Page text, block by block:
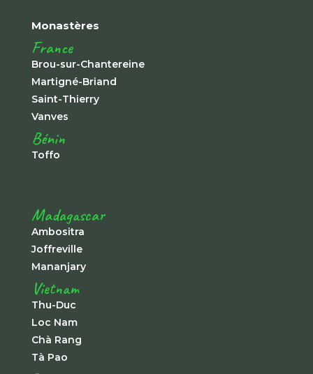
Monastères
France
Brou-sur-Chantereine
Martigné-Briand
Saint-Thierry
Vanves
Bénin
Toffo
Madagascar
Ambositra
Joffreville
Mananjary
Vietnam
Thu-Duc
Loc Nam
Chà Rang
Tà Pao